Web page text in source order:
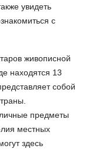
увидеть
с
живописной
находятся 13
собой
предметы
местных
здесь